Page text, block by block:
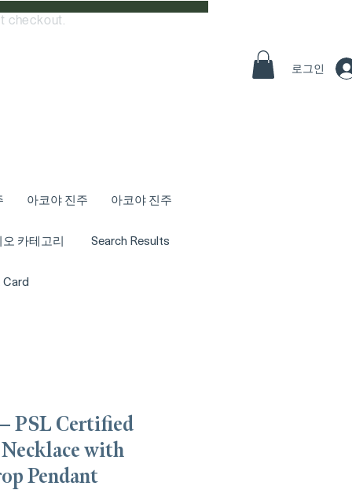
checkout.
로그인
아코야 진주 아코야 진주
카테고리 Search Results
PSL Certified
with
Pendant